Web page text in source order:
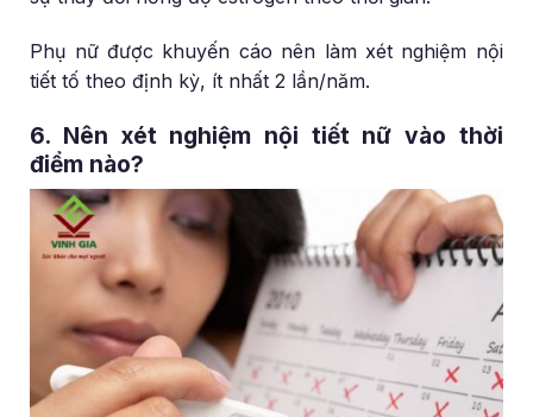
Phụ nữ được khuyến cáo nên làm xét nghiệm nội
tiết tố theo định kỳ, ít nhất 2 lần/năm.
6. Nên xét nghiệm nội tiết nữ vào thời
điểm nào?